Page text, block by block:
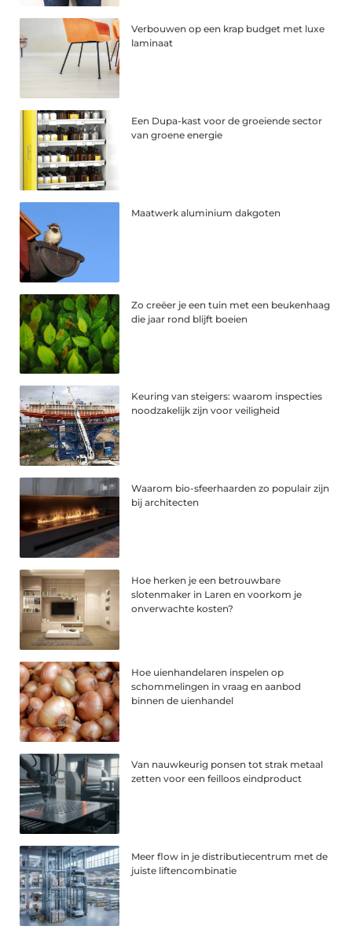
Verbouwen op een krap budget met luxe
laminaat
Een Dupa-kast voor de groeiende sector
van groene energie
Maatwerk aluminium dakgoten
Zo creëer je een tuin met een beukenhaag
die jaar rond blijft boeien
Keuring van steigers: waarom inspecties
noodzakelijk zijn voor veiligheid
Waarom bio-sfeerhaarden zo populair zijn
bij architecten
Hoe herken je een betrouwbare
slotenmaker in Laren en voorkom je
onverwachte kosten?
Hoe uienhandelaren inspelen op
schommelingen in vraag en aanbod
binnen de uienhandel
Van nauwkeurig ponsen tot strak metaal
zetten voor een feilloos eindproduct
Meer flow in je distributiecentrum met de
juiste liftencombinatie